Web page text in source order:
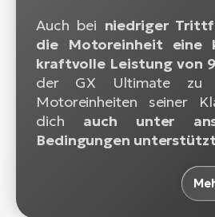
Auch bei niedriger
die Motoreinheit eine
kraftvolle Leistung von
der GX Ultimate zu
Motoreinheiten seiner
dich auch unter
Bedingungen